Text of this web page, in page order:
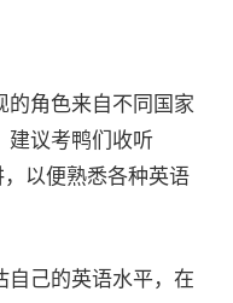
的角色来自不同国家
建议考鸭们收听
，以便熟悉各种英语
自己的英语水平，在